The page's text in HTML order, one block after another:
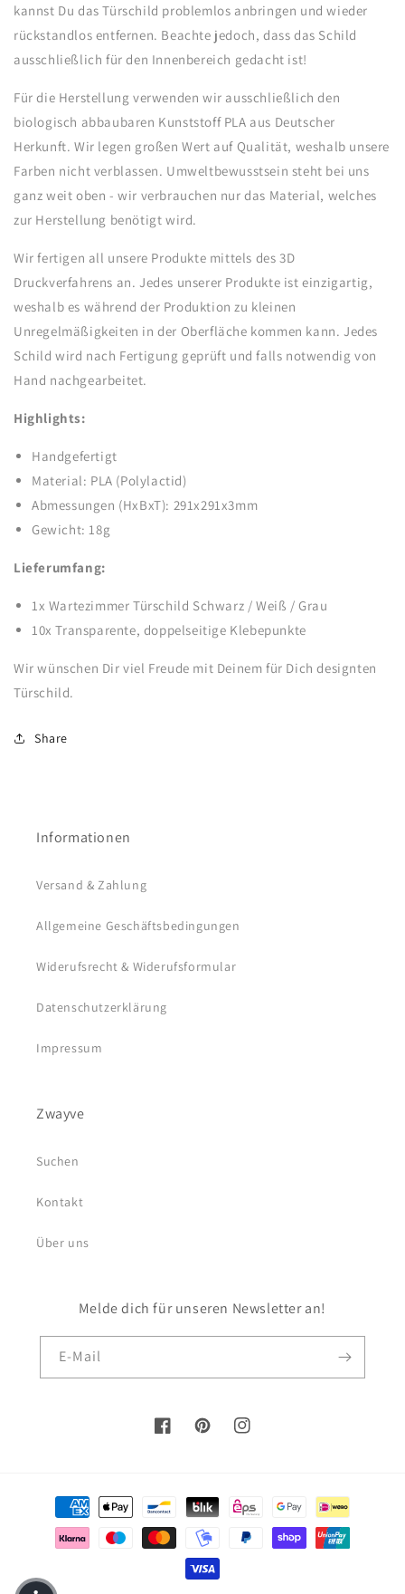
kannst Du das Türschild problemlos anbringen und wieder
rückstandlos entfernen. Beachte jedoch, dass das Schild
ausschließlich für den Innenbereich gedacht ist!
Für die Herstellung verwenden wir ausschließlich den
biologisch abbaubaren Kunststoff PLA aus Deutscher
Herkunft. Wir legen großen Wert auf Qualität, weshalb unsere
Farben nicht verblassen. Umweltbewusstsein steht bei uns
ganz weit oben - wir verbrauchen nur das Material, welches
zur Herstellung benötigt wird.
Wir fertigen all unsere Produkte mittels des 3D
Druckverfahrens an. Jedes unserer Produkte ist einzigartig,
weshalb es während der Produktion zu kleinen
Unregelmäßigkeiten in der Oberfläche kommen kann. Jedes
Schild wird nach Fertigung geprüft und falls notwendig von
Hand nachgearbeitet.
Highlights:
Handgefertigt
Material: PLA (Polylactid)
Abmessungen (HxBxT): 291x291x3mm
Gewicht: 18g
Lieferumfang:
1x Wartezimmer Türschild Schwarz / Weiß / Grau
10x Transparente, doppelseitige Klebepunkte
Wir wünschen Dir viel Freude mit Deinem für Dich designten
Türschild.
Share
Informationen
Versand & Zahlung
Allgemeine Geschäftsbedingungen
Widerufsrecht & Widerufsformular
Datenschutzerklärung
Impressum
Zwayve
Suchen
Kontakt
Über uns
Melde dich für unseren Newsletter an!
E-Mail
FacebookPinterestInstagram
Zahlungsmethoden